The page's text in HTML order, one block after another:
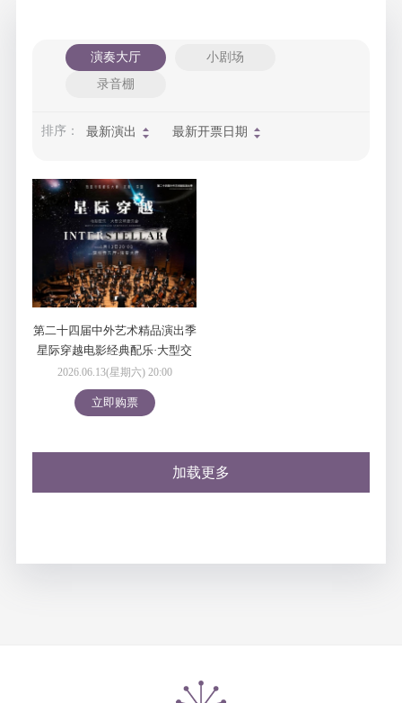
演奏大厅
小剧场
录音棚
排序： 最新演出 最新开票日期
第二十四届中外艺术精品演出季
星际穿越电影经典配乐·大型交
响音乐会
2026.06.13(星期六) 20:00
立即购票
加载更多